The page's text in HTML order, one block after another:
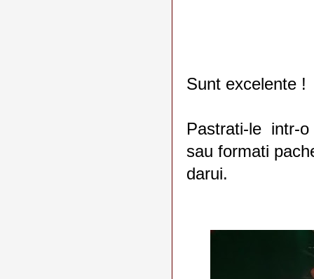
Sunt excelente !
Pastrati-le intr-o
sau formati
darui.